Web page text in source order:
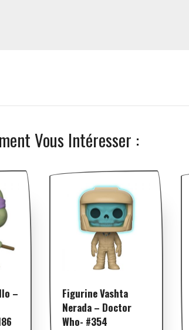
Vous Intéresser :
–
Figurine Vashta
Nerada – Doctor
Who- #354